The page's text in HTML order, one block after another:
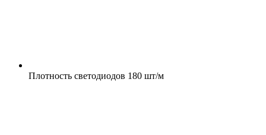
Плотность светодиодов 180 шт/м